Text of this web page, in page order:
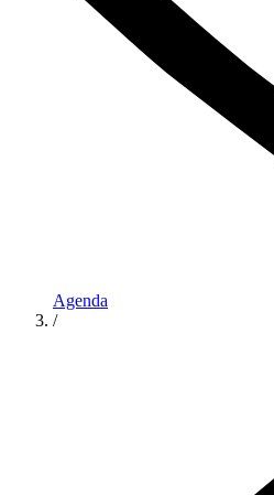
Agenda
/